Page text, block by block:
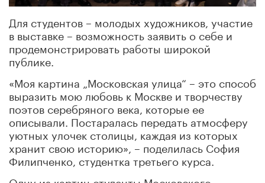
Для студентов – молодых художников, участие
в выставке – возможность заявить о себе и
продемонстрировать работы широкой
публике.
«Моя картина „Московская улица“ – это способ
выразить мою любовь к Москве и творчеству
поэтов серебряного века, которые ее
описывали. Постаралась передать атмосферу
уютных улочек столицы, каждая из которых
хранит свою историю», – поделилась София
Филипченко, студентка третьего курса.